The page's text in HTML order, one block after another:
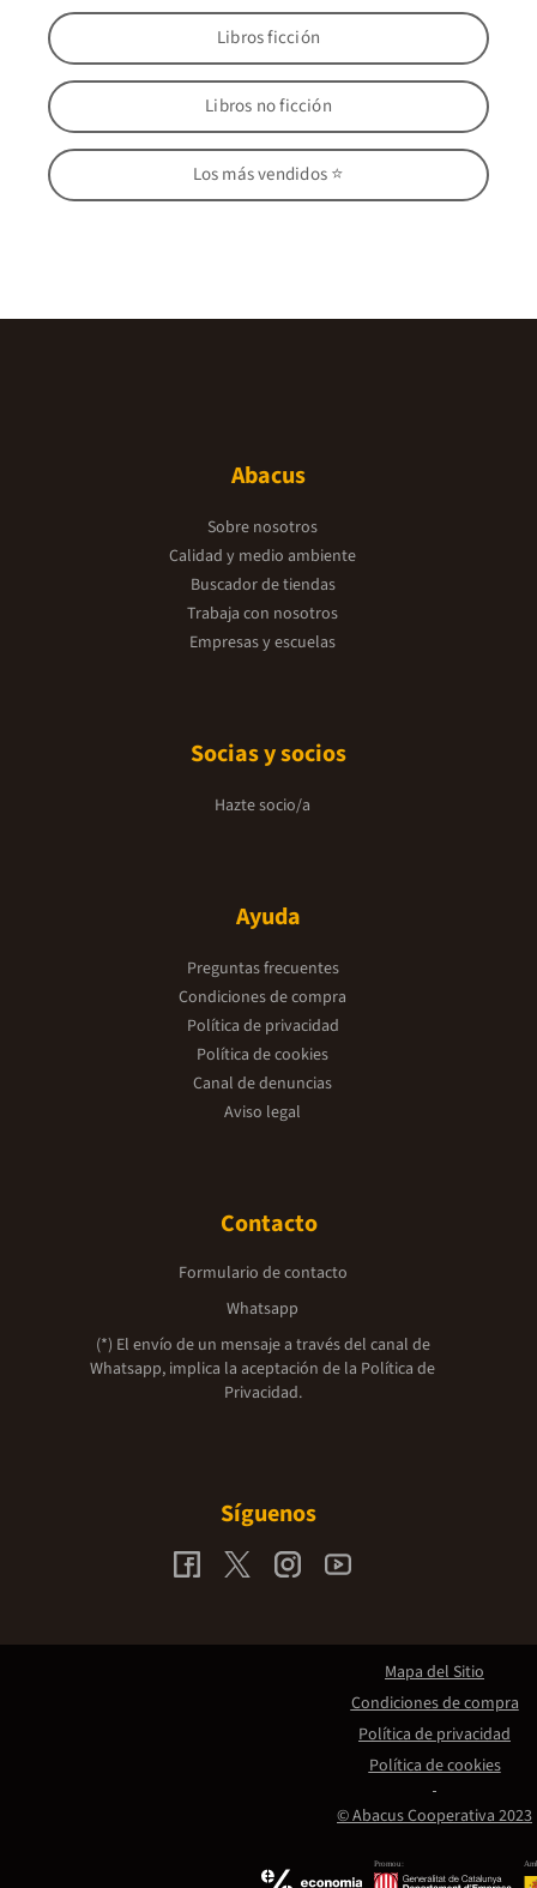
Libros ficción
Libros no ficción
Los más vendidos ⭐
Abacus
Sobre nosotros
Calidad y medio ambiente
Buscador de tiendas
Trabaja con nosotros
Empresas y escuelas
Socias y socios
Hazte socio/a
Ayuda
Preguntas frecuentes
Condiciones de compra
Política de privacidad
Política de cookies
Canal de denuncias
Aviso legal
Contacto
Formulario de contacto
Whatsapp
(*) El envío de un mensaje a través del canal de
Whatsapp, implica la aceptación de la Política de
Privacidad.
Síguenos
Promou:
© Abacus Cooperativa 2023
Mapa del Sitio
Condiciones de compra
Política de privacidad
Política de cookies